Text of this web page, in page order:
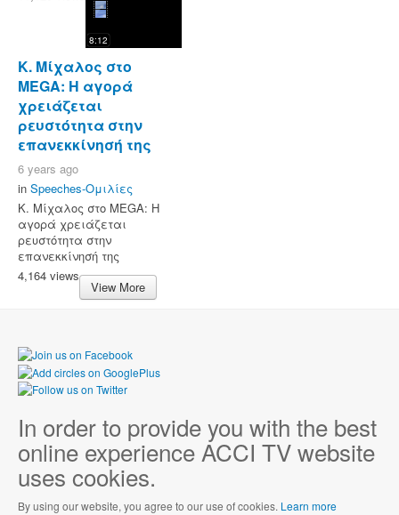
8:12
Κ. Μίχαλος στο
MEGA: Η αγορά
χρειάζεται
ρευστότητα στην
επανεκκίνησή της
6 years ago
in Speeches-Ομιλίες
Κ. Μίχαλος στο MEGA: Η
αγορά χρειάζεται
ρευστότητα στην
επανεκκίνησή της
4,164 views
View More
In order to provide you with the best
online experience ACCI TV website
uses cookies.
By using our website, you agree to our use of cookies. Learn more